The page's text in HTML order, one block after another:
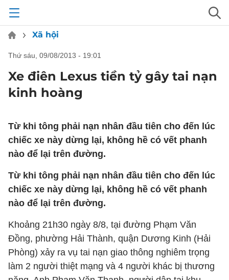
Xã hội
thứ sáu, 09/08/2013 - 19:01
Xe điên Lexus tiền tỷ gây tai nạn
kinh hoàng
Từ khi tông phải nạn nhân đầu tiên cho đến lúc
chiếc xe này dừng lại, không hề có vết phanh
nào để lại trên đường.
Từ khi tông phải nạn nhân đầu tiên cho đến lúc
chiếc xe này dừng lại, không hề có vết phanh
nào để lại trên đường.
Khoảng 21h30 ngày 8/8, tại đường Phạm Văn
Đồng, phường Hải Thành, quận Dương Kinh (Hải
Phòng) xảy ra vụ tai nạn giao thông nghiêm trọng
làm 2 người thiệt mạng và 4 người khác bị thương